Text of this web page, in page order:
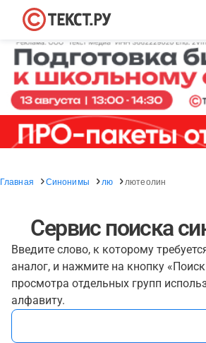
Главная Синонимы лю лютеолин
Сервис поиска
Введите слово, к которому
аналог, и нажмите на кнопку
просмотра отдельных групп
алфавиту.